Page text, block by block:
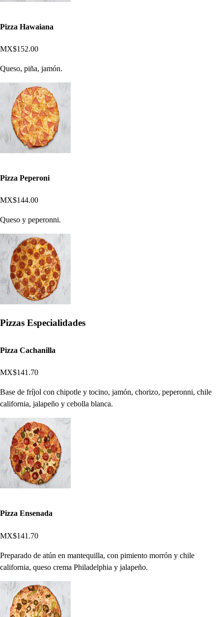
Pizza Hawaiana
MX$152.00
Queso, piña, jamón.
Pizza Peperoni
MX$144.00
Queso y peperonni.
Pizzas Especialidades
Pizza Cachanilla
MX$141.70
Base de fríjol con chipotle y tocino, jamón, chorizo, peperonni, chile
california, jalapeño y cebolla blanca.
Pizza Ensenada
MX$141.70
Preparado de atún en mantequilla, con pimiento morrón y chile
california, queso crema Philadelphia y jalapeño.